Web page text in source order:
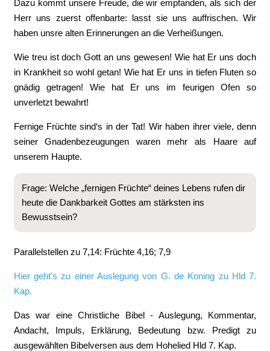
Dazu kommt unsere Freude, die wir empfanden, als sich der
Herr uns zuerst offenbarte: lasst sie uns auffrischen. Wir
haben unsre alten Erinnerungen an die Verheißungen.
Wie treu ist doch Gott an uns gewesen! Wie hat Er uns doch
in Krankheit so wohl getan! Wie hat Er uns in tiefen Fluten so
gnädig getragen! Wie hat Er uns im feurigen Ofen so
unverletzt bewahrt!
Fernige Früchte sind‘s in der Tat! Wir haben ihrer viele, denn
seiner Gnadenbezeugungen waren mehr als Haare auf
unserem Haupte.
Frage: Welche „fernigen Früchte“ deines Lebens rufen dir
heute die Dankbarkeit Gottes am stärksten ins
Bewusstsein?
Parallelstellen zu 7,14: Früchte 4,16; 7,9
Hier geht's zu einer Auslegung von G. de Koning zu Hld 7.
Kap.
Das war eine Christliche Bibel - Auslegung, Kommentar,
Andacht, Impuls, Erklärung, Bedeutung bzw. Predigt zu
ausgewählten Bibelversen aus dem Hohelied Hld 7. Kap.